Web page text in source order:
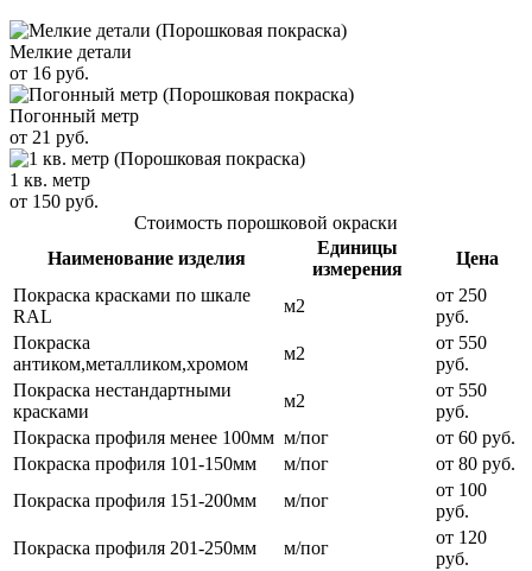
Мелкие детали
от 16 руб.
Погонный метр
от 21 руб.
1 кв. метр
от 150 руб.
Стоимость порошковой окраски
Наименование изделия
Единицы
измерения
Цена
Покраска красками по шкале
RAL
м2
от 250
руб.
Покраска
антиком,металликом,хромом
м2
от 550
руб.
Покраска нестандартными
красками
м2
от 550
руб.
Покраска профиля менее 100мм м/пог
от 60 руб.
Покраска профиля 101-150мм
м/пог
от 80 руб.
Покраска профиля 151-200мм
м/пог
от 100
руб.
Покраска профиля 201-250мм
м/пог
от 120
руб.